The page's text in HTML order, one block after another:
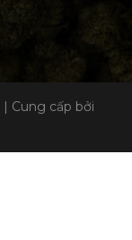
| Cung cấp bởi